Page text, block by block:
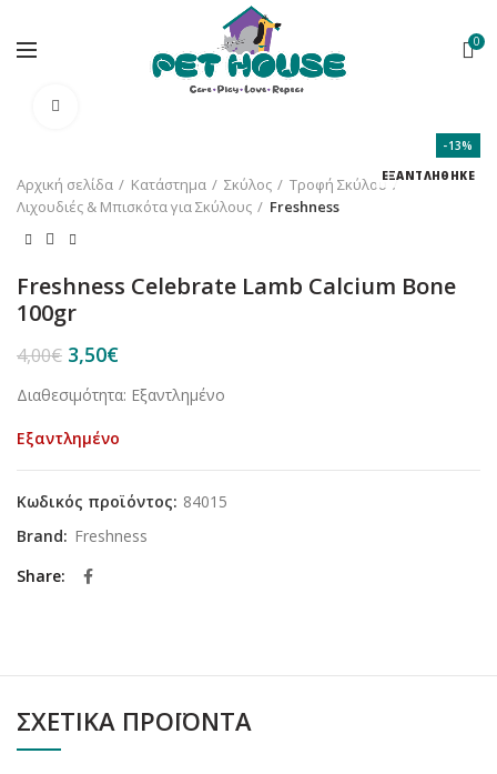
0
-13%
ΕΞΑΝΤΛΗΘΗΚΕ
Αρχική σελίδα Κατάστημα Σκύλος
Τροφή Σκύλου
Λιχουδιές & Μπισκότα για Σκύλους
Freshness
Freshness Celebrate Lamb Calcium Bone
100gr
4,00€ Original
was:
3,50€Η
τιμή
3,50€.
Διαθεσιμότητα: Εξαντλημένο
Εξαντλημένο
Κωδικός προϊόντος: 84015
Brand: Freshness
Share
ΣΧΕΤΙΚΆ ΠΡΟΪΌΝΤΑ